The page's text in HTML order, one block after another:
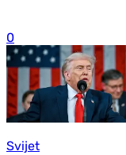
0
Svijet